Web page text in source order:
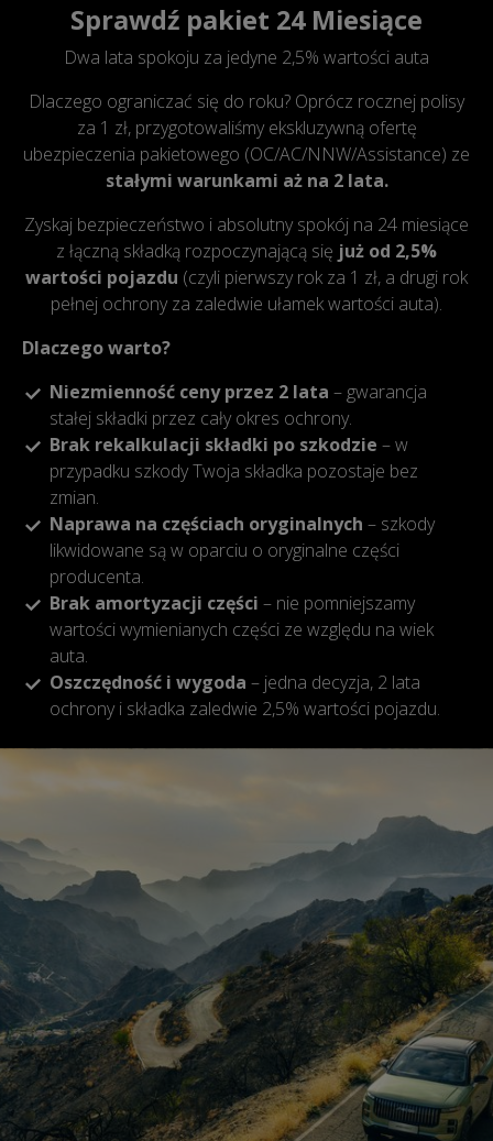
Sprawdź pakiet 24 Miesiące
Dwa lata spokoju za jedyne 2,5% wartości auta
Dlaczego ograniczać się do roku? Oprócz rocznej polisy
za 1 zł, przygotowaliśmy ekskluzywną ofertę
ubezpieczenia pakietowego (OC/AC/NNW/Assistance) ze
stałymi warunkami aż na 2 lata.
Zyskaj bezpieczeństwo i absolutny spokój na 24 miesiące
z łączną składką rozpoczynającą się już od 2,5%
wartości pojazdu (czyli pierwszy rok za 1 zł, a drugi rok
pełnej ochrony za zaledwie ułamek wartości auta).
Dlaczego warto?
Niezmienność ceny przez 2 lata – gwarancja
stałej składki przez cały okres ochrony.
Brak rekalkulacji składki po szkodzie – w
przypadku szkody Twoja składka pozostaje bez
zmian.
Naprawa na częściach oryginalnych – szkody
likwidowane są w oparciu o oryginalne części
producenta.
Brak amortyzacji części – nie pomniejszamy
wartości wymienianych części ze względu na wiek
auta.
Oszczędność i wygoda – jedna decyzja, 2 lata
ochrony i składka zaledwie 2,5% wartości pojazdu.